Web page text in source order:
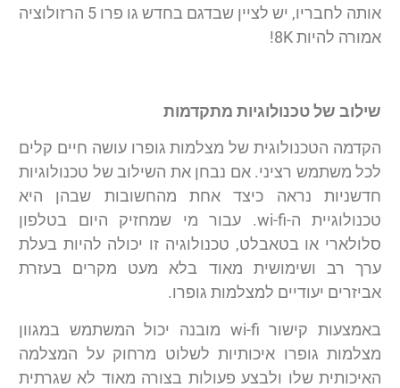
אותה לחבריו, יש לציין שבדגם בחדש גו פרו 5 הרזולוציה
אמורה להיות 8K!
שילוב של טכנולוגיות מתקדמות
הקדמה הטכנולוגית של מצלמות גופרו עושה חיים קלים
לכל משתמש רציני. אם נבחן את השילוב של טכנולוגיות
חדשניות נראה כיצד אחת מהחשובות שבהן היא
טכנולוגיית ה-wi-fi. עבור מי שמחזיק היום בטלפון
סלולארי או בטאבלט, טכנולוגיה זו יכולה להיות בעלת
ערך רב ושימושית מאוד בלא מעט מקרים בעזרת
אביזרים יעודיים למצלמות גופרו.
באמצעות קישור wi-fi מובנה יכול המשתמש במגוון
מצלמות גופרו איכותיות לשלוט מרחוק על המצלמה
האיכותית שלו ולבצע פעולות בצורה מאוד לא שגרתית